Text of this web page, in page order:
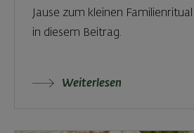
Jause zum kleinen
in diesem Beitrag.
Weiterlesen